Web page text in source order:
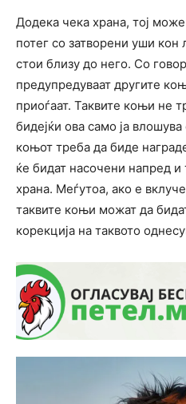
Додека чека храна, тој
потег со затворени уши
стои близу до него. Со
предупредуваат другите
приоѓаат. Таквите коњи не
бидејќи ова само ја
коњот треба да биде
ќе бидат насочени напред и
храна. Меѓутоа, ако е
таквите коњи можат да
корекција на таквото